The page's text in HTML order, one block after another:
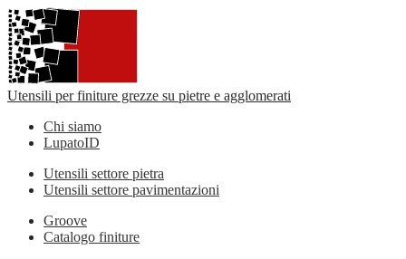
Utensili per finiture grezze su pietre e agglomerati
Chi siamo
LupatoID
Utensili settore pietra
Utensili settore pavimentazioni
Groove
Catalogo finiture